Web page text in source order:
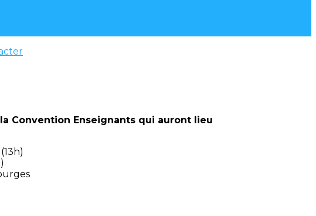
Convention Enseignants qui auront lieu